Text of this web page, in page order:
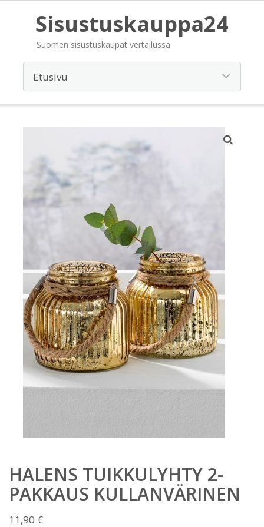
Sisustuskauppa24
Suomen sisustuskaupat vertailussa
HALENS TUIKKULYHTY 2-
PAKKAUS KULLANVÄRINEN
11,90 €